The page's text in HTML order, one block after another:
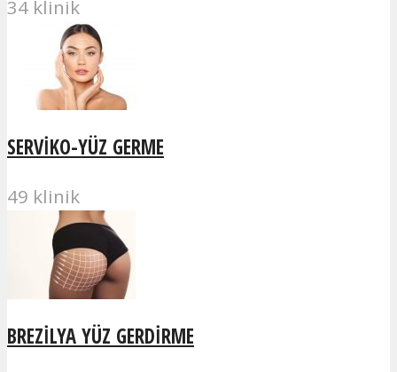
34 klinik
SERVIKO-YÜZ GERME
49 klinik
BREZILYA YÜZ GERDIRME